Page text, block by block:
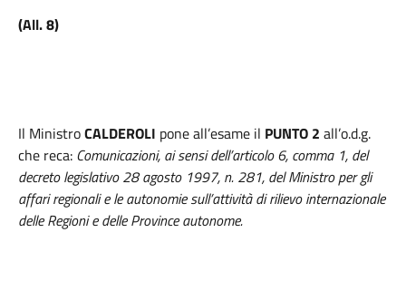
(All. 8)
Il MinistroCALDEROLI pone all’esame il PUNTO 2 all’o.d.g.
che reca: Comunicazioni, ai sensi dell’articolo 6, comma 1, del
decreto legislativo 28 agosto 1997, n. 281, del Ministro per gli
affari regionali e le autonomie sull’attività di rilievo internazionale
delle Regioni e delle Province autonome.